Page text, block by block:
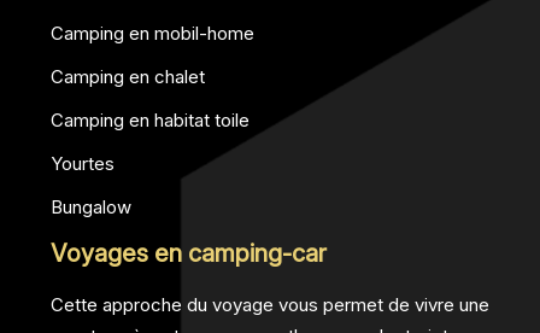
Camping en mobil-home
Camping en chalet
Camping en habitat toile
Yourtes
Bungalow
Voyages en camping-car
Cette approche du voyage vous permet de vivre une